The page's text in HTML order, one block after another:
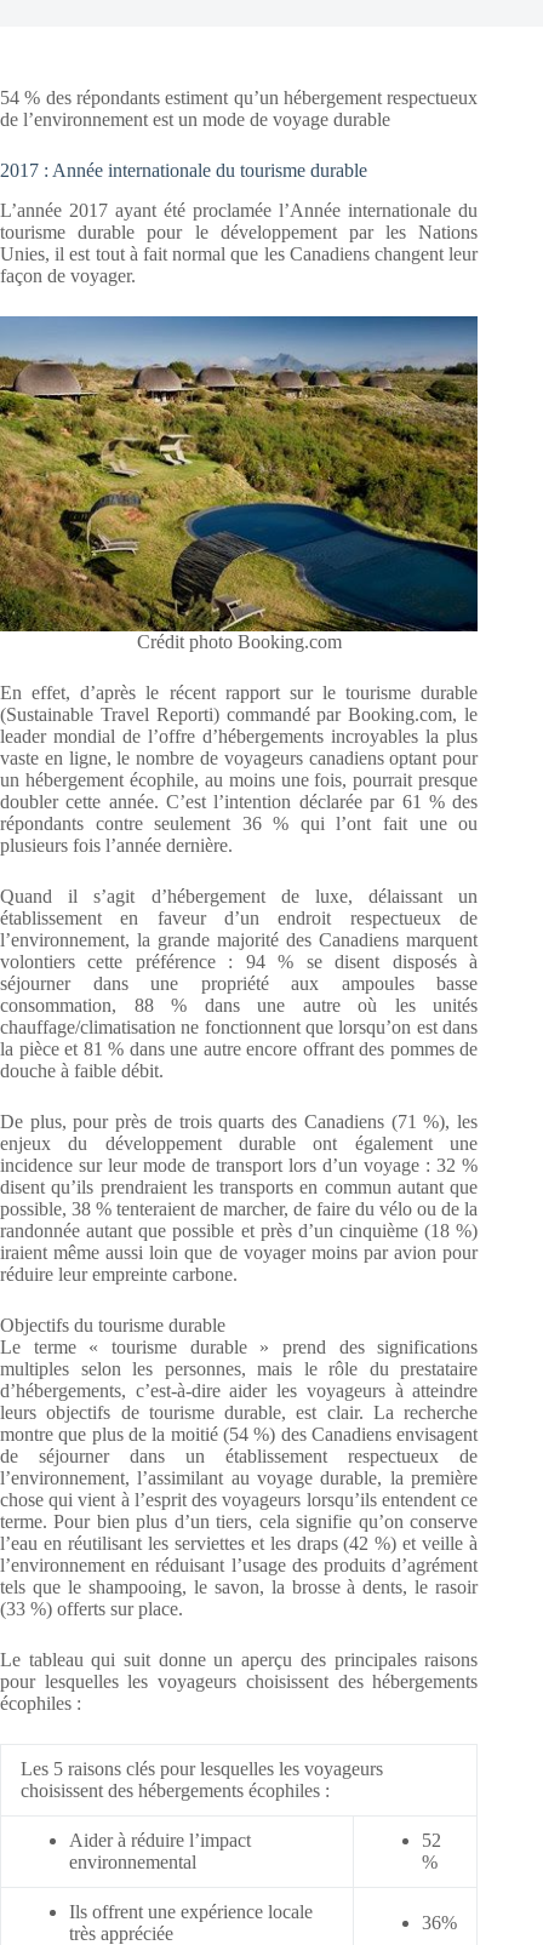
54 % des répondants estiment qu’un hébergement respectueux
de l’environnement est un mode de voyage durable
2017 : Année internationale du tourisme durable
L’année 2017 ayant été proclamée l’Année internationale du
tourisme durable pour le développement par les Nations
Unies, il est tout à fait normal que les Canadiens changent leur
façon de voyager.
Crédit photo Booking.com
En effet, d’après le récent rapport sur le tourisme durable
(Sustainable Travel Reporti) commandé par Booking.com, le
leader mondial de l’offre d’hébergements incroyables la plus
vaste en ligne, le nombre de voyageurs canadiens optant pour
un hébergement écophile, au moins une fois, pourrait presque
doubler cette année. C’est l’intention déclarée par 61 % des
répondants contre seulement 36 % qui l’ont fait une ou
plusieurs fois l’année dernière.
Quand il s’agit d’hébergement de luxe, délaissant un
établissement en faveur d’un endroit respectueux de
l’environnement, la grande majorité des Canadiens marquent
volontiers cette préférence : 94 % se disent disposés à
séjourner dans une propriété aux ampoules basse
consommation, 88 % dans une autre où les unités
chauffage/climatisation ne fonctionnent que lorsqu’on est dans
la pièce et 81 % dans une autre encore offrant des pommes de
douche à faible débit.
De plus, pour près de trois quarts des Canadiens (71 %), les
enjeux du développement durable ont également une
incidence sur leur mode de transport lors d’un voyage : 32 %
disent qu’ils prendraient les transports en commun autant que
possible, 38 % tenteraient de marcher, de faire du vélo ou de la
randonnée autant que possible et près d’un cinquième (18 %)
iraient même aussi loin que de voyager moins par avion pour
réduire leur empreinte carbone.
Objectifs du tourisme durable
Le terme « tourisme durable » prend des significations
multiples selon les personnes, mais le rôle du prestataire
d’hébergements, c’est-à-dire aider les voyageurs à atteindre
leurs objectifs de tourisme durable, est clair. La recherche
montre que plus de la moitié (54 %) des Canadiens envisagent
de séjourner dans un établissement respectueux de
l’environnement, l’assimilant au voyage durable, la première
chose qui vient à l’esprit des voyageurs lorsqu’ils entendent ce
terme. Pour bien plus d’un tiers, cela signifie qu’on conserve
l’eau en réutilisant les serviettes et les draps (42 %) et veille à
l’environnement en réduisant l’usage des produits d’agrément
tels que le shampooing, le savon, la brosse à dents, le rasoir
(33 %) offerts sur place.
Le tableau qui suit donne un aperçu des principales raisons
pour lesquelles les voyageurs choisissent des hébergements
écophiles :
Les 5 raisons clés pour lesquelles les voyageurs
choisissent des hébergements écophiles :
Aider à réduire l’impact
environnemental
52
%
Ils offrent une expérience locale
très appréciée
36%